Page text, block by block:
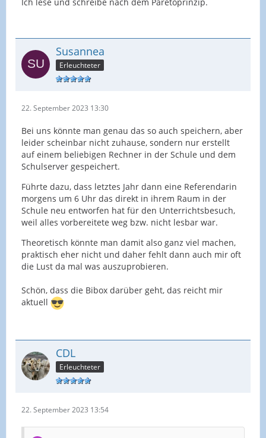
Susannea
Erleuchteter
22. September 2023 13:30
Bei uns könnte man genau das so auch speichern, aber
leider scheinbar nicht zuhause, sondern nur erstellt
auf einem beliebigen Rechner in der Schule und dem
Schulserver gespeichert.
Führte dazu, dass letztes Jahr dann eine Referendarin
morgens um 6 Uhr das direkt in ihrem Raum in der
Schule neu entworfen hat für den Unterrichtsbesuch,
weil alles vorbereitete weg bzw. nicht lesbar war.
Theoretisch könnte man damit also ganz viel machen,
praktisch eher nicht und daher fehlt dann auch mir oft
die Lust da mal was auszuprobieren.
Schön, dass die Bibox darüber geht, das reicht mir
aktuell
CDL
Erleuchteter
22. September 2023 13:54